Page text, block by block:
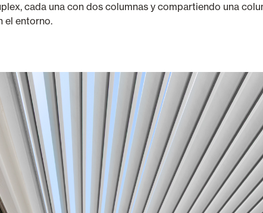
cada una con dos columnas y compartiendo una
el entorno.